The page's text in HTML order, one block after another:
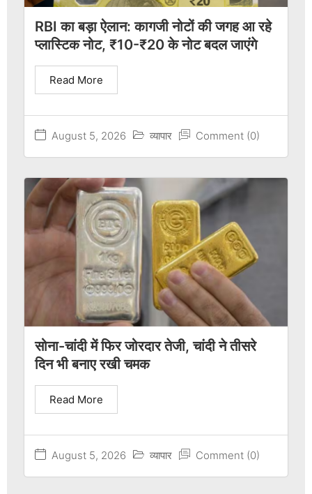
RBI का बड़ा ऐलान: कागजी नोटों की जगह आ रहे
प्लास्टिक नोट, ₹10-₹20 के नोट बदल जाएंगे
August 5, 2026 व्यापार Comment (0)
Read More
सोना-चांदी में फिर जोरदार तेजी, चांदी ने तीसरे
दिन भी बनाए रखी चमक
August 5, 2026 व्यापार Comment (0)
Read More